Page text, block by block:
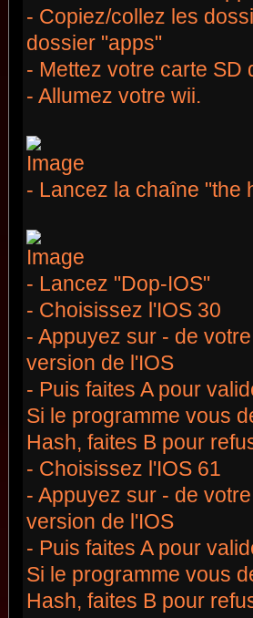
- Copiez/collez les
dossier "apps"
- Mettez votre carte SD
- Allumez votre wii.
- Lancez la chaîne "the
- Lancez "Dop-IOS"
- Choisissez l'IOS 30
- Appuyez sur - de
version de l'IOS
- Puis faites A pour
Si le programme vous
Hash, faites B pour
- Choisissez l'IOS 61
- Appuyez sur - de
version de l'IOS
- Puis faites A pour
Si le programme vous
Hash, faites B pour